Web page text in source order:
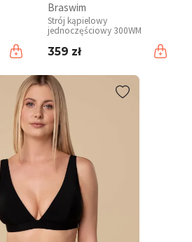
Braswim
Strój kąpielowy
jednoczęściowy 300WM
359 zł